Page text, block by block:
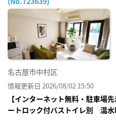
名古屋市中村区
情報更新日 2026/08/02 15:50
【インターネット無料・駐車場
ートロック付バストイレ別 温水